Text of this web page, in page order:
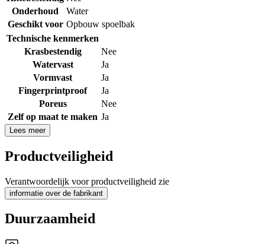
Onderhoud
Water
Geschikt voor Opbouw spoelbak
Technische kenmerken
Krasbestendig
Nee
Watervast
Ja
Vormvast
Ja
Fingerprintproof
Ja
Poreus
Nee
Zelf op maat te maken Ja
Lees meer
Productveiligheid
Verantwoordelijk voor productveiligheid zie
informatie over de fabrikant
Duurzaamheid